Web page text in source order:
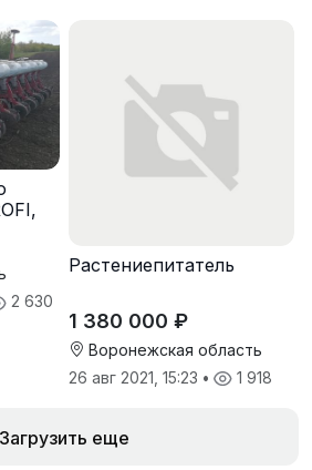
2 630
Растениепитатель
1 380 000 ₽
Воронежская область
26 авг 2021, 15:23 • 1 918
Загрузить еще